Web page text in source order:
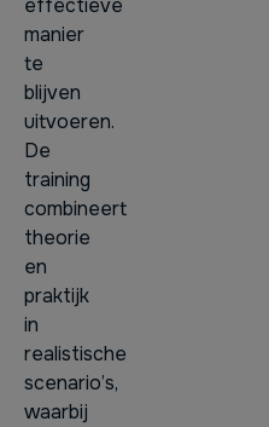
effectieve
manier
te
blijven
uitvoeren.
De
training
combineert
theorie
en
praktijk
in
realistische
scenario’s,
waarbij